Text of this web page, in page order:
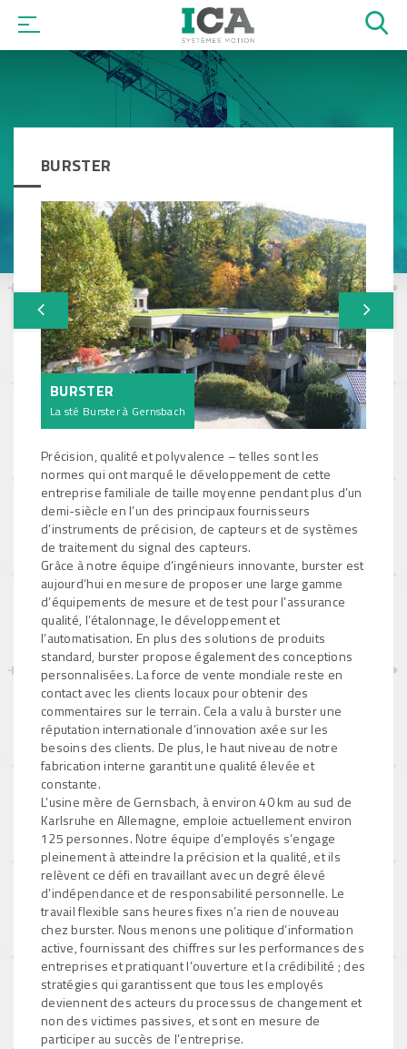
BURSTER
BURSTER
La sté Burster à Gernsbach
Précision, qualité et polyvalence – telles sont les
normes qui ont marqué le développement de cette
entreprise familiale de taille moyenne pendant plus d’un
demi-siècle en l’un des principaux fournisseurs
d’instruments de précision, de capteurs et de systèmes
de traitement du signal des capteurs.
Grâce à notre équipe d’ingénieurs innovante, burster est
aujourd’hui en mesure de proposer une large gamme
d’équipements de mesure et de test pour l’assurance
qualité, l’étalonnage, le développement et
l’automatisation. En plus des solutions de produits
standard, burster propose également des conceptions
personnalisées. La force de vente mondiale reste en
contact avec les clients locaux pour obtenir des
commentaires sur le terrain. Cela a valu à burster une
réputation internationale d’innovation axée sur les
besoins des clients. De plus, le haut niveau de notre
fabrication interne garantit une qualité élevée et
constante.
L’usine mère de Gernsbach, à environ 40 km au sud de
Karlsruhe en Allemagne, emploie actuellement environ
125 personnes. Notre équipe d’employés s’engage
pleinement à atteindre la précision et la qualité, et ils
relèvent ce défi en travaillant avec un degré élevé
d’indépendance et de responsabilité personnelle. Le
travail flexible sans heures fixes n’a rien de nouveau
chez burster. Nous menons une politique d’information
active, fournissant des chiffres sur les performances des
entreprises et pratiquant l’ouverture et la crédibilité ; des
stratégies qui garantissent que tous les employés
deviennent des acteurs du processus de changement et
non des victimes passives, et sont en mesure de
participer au succès de l’entreprise.